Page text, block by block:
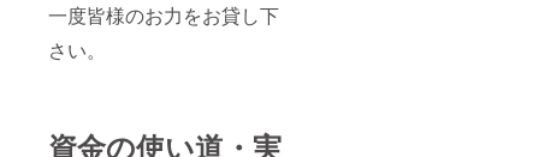
一度皆様のお力をお貸し下
さい。
資金の使い道・実